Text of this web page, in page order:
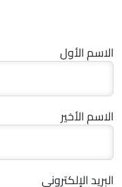
الاسم الأول
الاسم الأخير
البريد الإلكتروني